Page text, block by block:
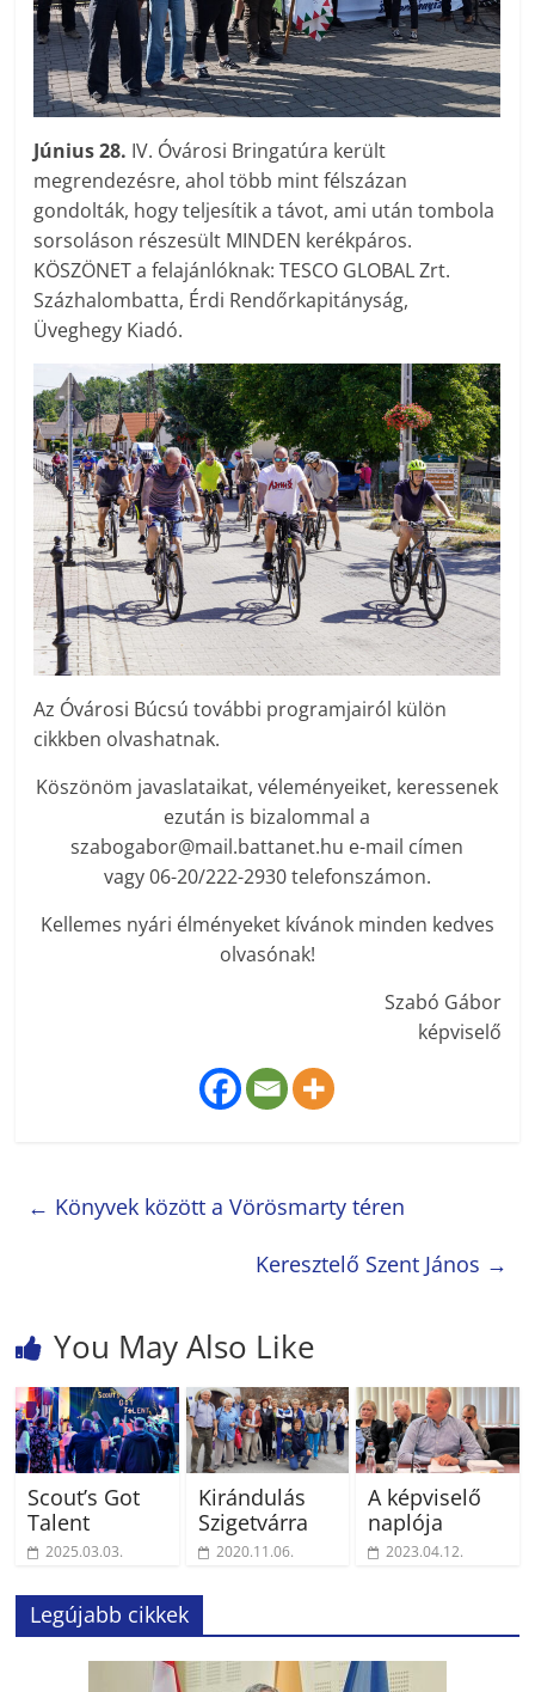
Június 28. IV. Óvárosi Bringatúra került
megrendezésre, ahol több mint félszázan
gondolták, hogy teljesítik a távot, ami után tombola
sorsoláson részesült MINDEN kerékpáros.
KÖSZÖNET a felajánlóknak: TESCO GLOBAL Zrt.
Százhalombatta, Érdi Rendőrkapitányság,
Üveghegy Kiadó.
Az Óvárosi Búcsú további programjairól külön
cikkben olvashatnak.
Köszönöm javaslataikat, véleményeiket, keressenek
ezután is bizalommal a
szabogabor@mail.battanet.hu e-mail címen
vagy 06-20/222-2930 telefonszámon.
Kellemes nyári élményeket kívánok minden kedves
olvasónak!
Szabó Gábor
képviselő
← Könyvek között a Vörösmarty téren
Keresztelő Szent János →
You May Also Like
Scout’s Got
Talent
2025.03.03.
Kirándulás
Szigetvárra
2020.11.06.
A képviselő
naplója
2023.04.12.
Legújabb cikkek